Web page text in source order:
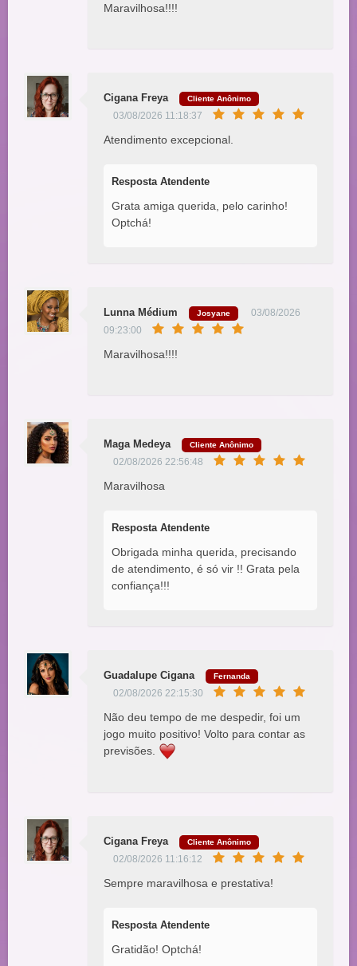
Maravilhosa!!!!
Cigana Freya Cliente Anônimo
03/08/2026 11:18:37
Atendimento excepcional.
Resposta Atendente
Grata amiga querida, pelo carinho!
Optchá!
Lunna Médium Josyane
03/08/2026
09:23:00
Maravilhosa!!!!
Maga Medeya Cliente Anônimo
02/08/2026 22:56:48
Maravilhosa
Resposta Atendente
Obrigada minha querida, precisando
de atendimento, é só vir !! Grata pela
confiança!!!
Guadalupe Cigana Fernanda
02/08/2026 22:15:30
Não deu tempo de me despedir, foi um
jogo muito positivo! Volto para contar as
previsões.
Cigana Freya Cliente Anônimo
02/08/2026 11:16:12
Sempre maravilhosa e prestativa!
Resposta Atendente
Gratidão! Optchá!